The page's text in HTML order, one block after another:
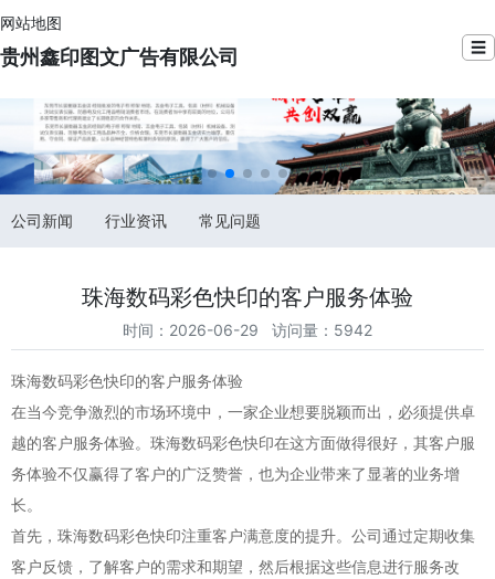
网站地图
贵州鑫印图文广告有限公司 ☰
公司新闻 行业资讯 常见问题
珠海数码彩色快印的客户服务体验
时间：2026-06-29 访问量：5942
珠海数码彩色快印的客户服务体验
在当今竞争激烈的市场环境中，一家企业想要脱颖而出，必须提供卓
越的客户服务体验。珠海数码彩色快印在这方面做得很好，其客户服
务体验不仅赢得了客户的广泛赞誉，也为企业带来了显著的业务增
长。
首先，珠海数码彩色快印注重客户满意度的提升。公司通过定期收集
客户反馈，了解客户的需求和期望，然后根据这些信息进行服务改